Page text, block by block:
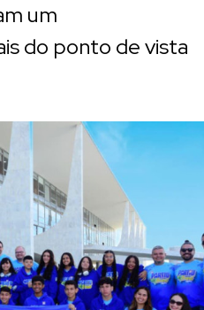
um
do ponto de vista